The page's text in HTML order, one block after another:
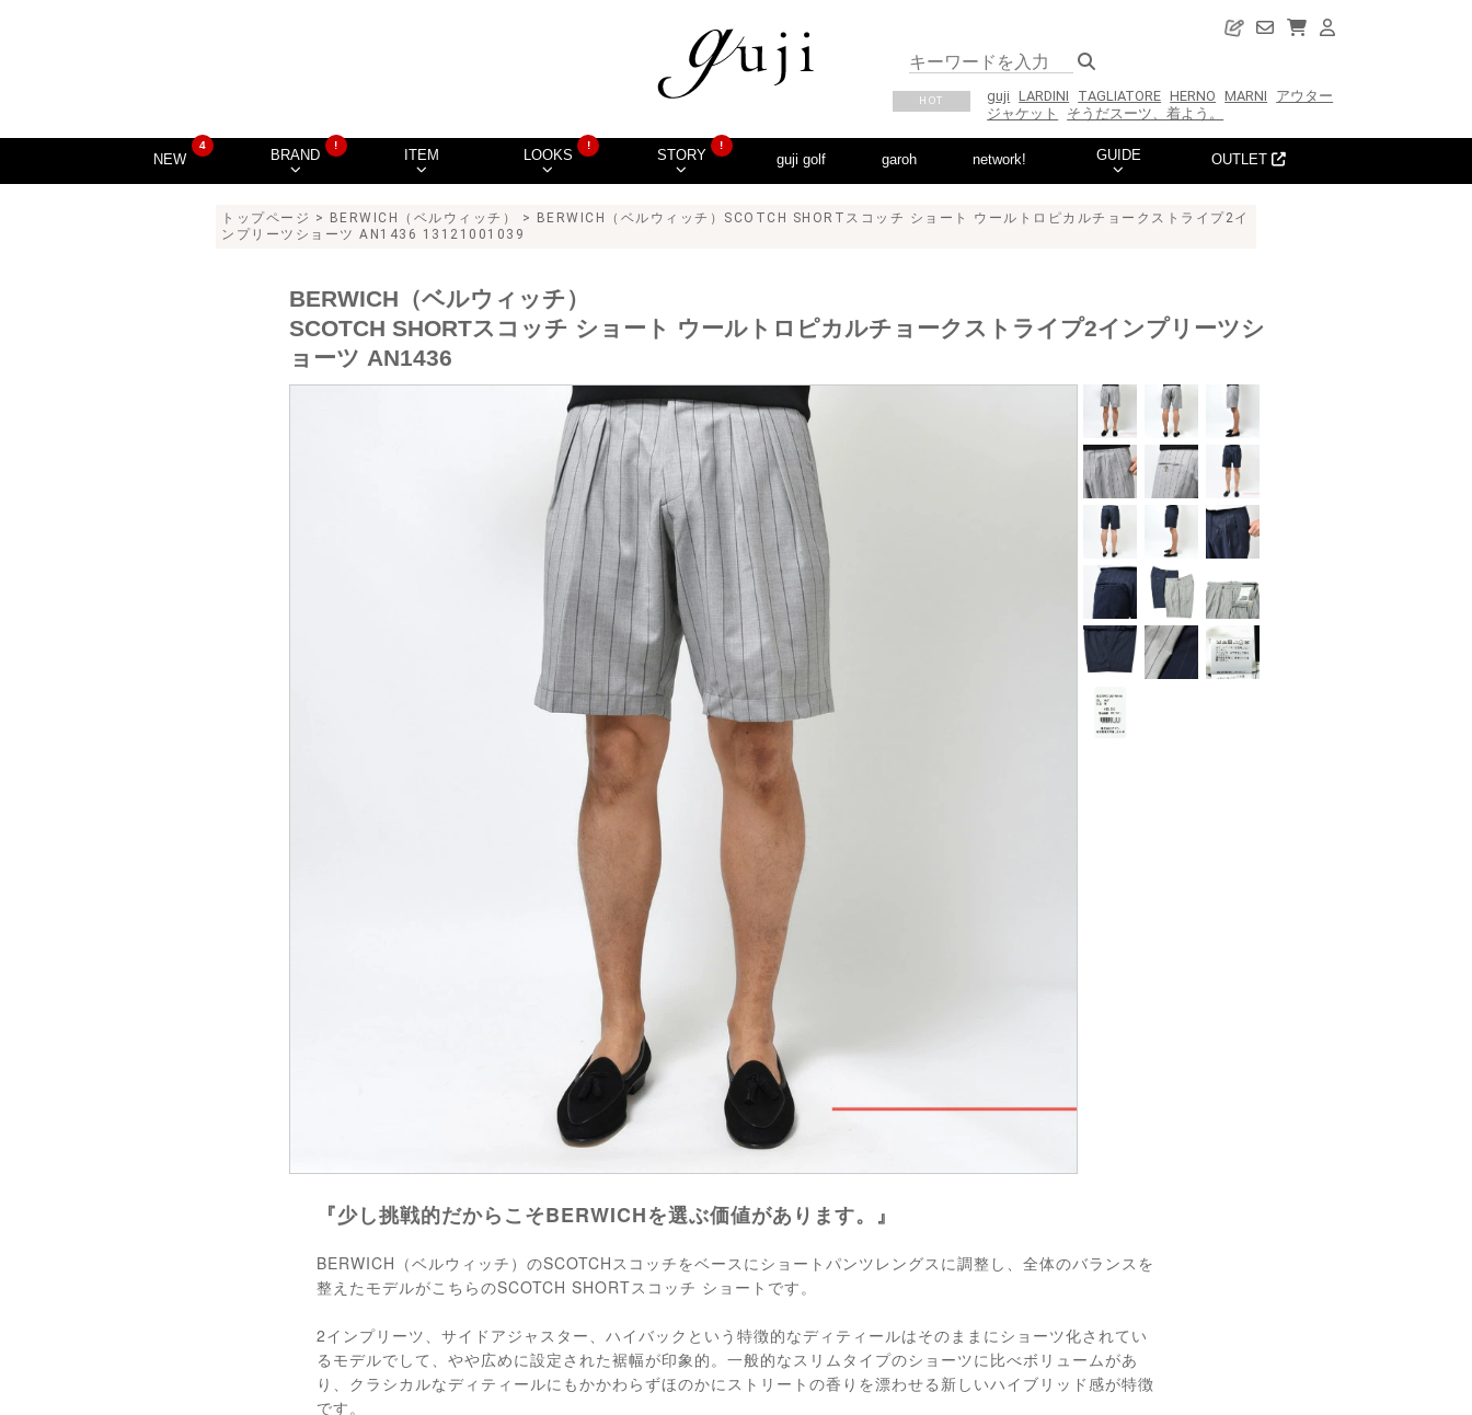
HOT guji LARDINI TAGLIATORE HERNO MARNI
アウター
ジャケット
そうだスーツ、着よう。
NEW
4
BRAND
!
ITEM LOOKS
!
STORY
!
guji golf garoh network! GUIDE OUTLET
トップページ > BERWICH（ベルウィッチ）
> BERWICH（ベルウィッチ）SCOTCH SHORTスコッチ ショート ウールトロピカルチョークストライプ2イ
ンプリーツショーツ AN1436 13121001039
『少し挑戦的だからこそBERWICHを選ぶ価値があります。』
BERWICH（ベルウィッチ）のSCOTCHスコッチをベースにショートパンツレングスに調整し、全体のバランスを
整えたモデルがこちらのSCOTCH SHORTスコッチ ショートです。
2インプリーツ、サイドアジャスター、ハイバックという特徴的なディティールはそのままにショーツ化されてい
るモデルでして、やや広めに設定された裾幅が印象的。一般的なスリムタイプのショーツに比べボリュームがあ
り、クラシカルなディティールにもかかわらずほのかにストリートの香りを漂わせる新しいハイブリッド感が特徴
です。